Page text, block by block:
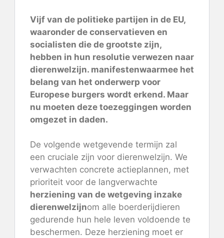
Vijf van de politieke partijen in de EU,
waaronder de conservatieven en
socialisten die de grootste zijn,
hebben in hun resolutie verwezen naar
dierenwelzijn. manifestenwaarmee het
belang van het onderwerp voor
Europese burgers wordt erkend. Maar
nu moeten deze toezeggingen worden
omgezet in daden.
De volgende wetgevende termijn zal
een cruciale zijn voor dierenwelzijn. We
verwachten concrete actieplannen, met
prioriteit voor de langverwachte
herziening van de wetgeving inzake
dierenwelzijnom alle boerderijdieren
gedurende hun hele leven voldoende te
beschermen. Deze herziening moet er